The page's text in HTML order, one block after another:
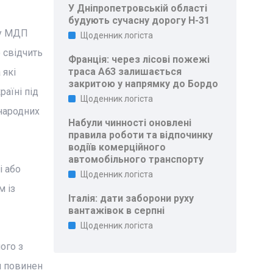
МДП
під
або
із
з
повинен
У Дніпропетровській області
будують сучасну дорогу Н-31
Щоденник логіста
Франція: через лісові пожежі
траса A63 залишається
закритою у напрямку до Бордо
Щоденник логіста
Набули чинності оновлені
правила роботи та відпочинку
водіїв комерційного
автомобільного транспорту
Щоденник логіста
Італія: дати заборони руху
вантажівок в серпні
Щоденник логіста